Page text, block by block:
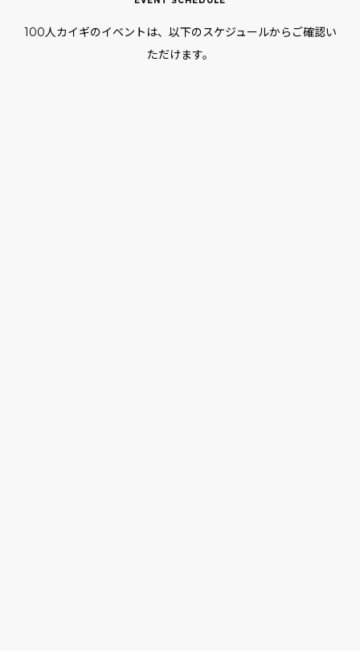
100人カイギのイベントは、以下のスケジュールからご確認い
ただけます。